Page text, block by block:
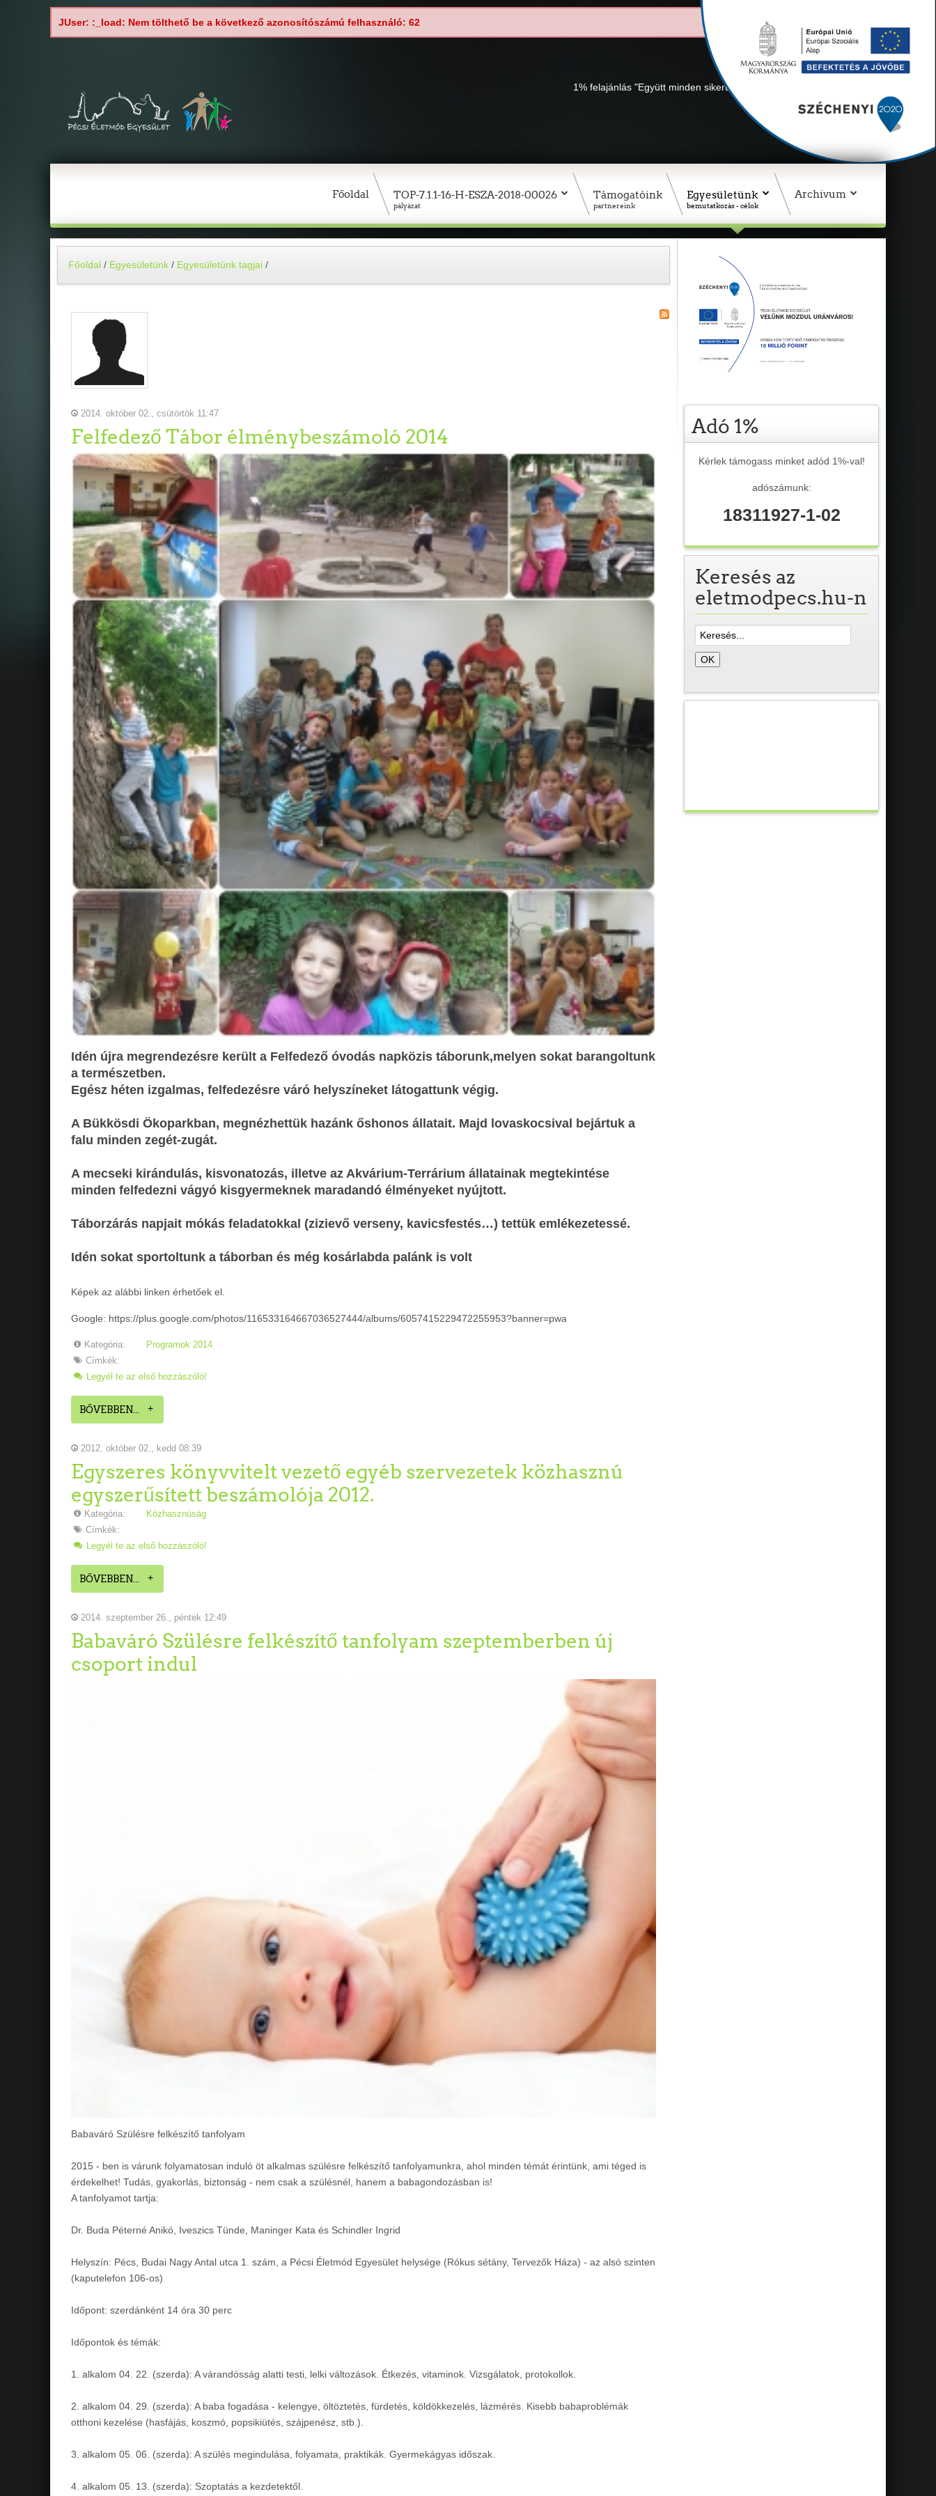
JUser: :_load: Nem tölthető be a következő azonosítószámú felhasználó: 62
1% felajánlás "Együtt minden sikerül" Adószámunk: 18311927-1-02
Főoldal TOP-7.1.1-16-H-ESZA-2018-00026
pályázat
Támogatóink
partnereink
Egyesületünk
bemutatkozás - célok
Archivum
Főoldal / Egyesületünk / Egyesületünk tagjai /
2014. október 02., csütörtök 11:47
Felfedező Tábor élménybeszámoló 2014
Idén újra megrendezésre került a Felfedező óvodás napközis táborunk,melyen sokat barangoltunk
a természetben.
Egész héten izgalmas, felfedezésre váró helyszíneket látogattunk végig.
A Bükkösdi Ökoparkban, megnézhettük hazánk őshonos állatait. Majd lovaskocsival bejártuk a
falu minden zegét-zugát.
A mecseki kirándulás, kisvonatozás, illetve az Akvárium-Terrárium állatainak megtekintése
minden felfedezni vágyó kisgyermeknek maradandó élményeket nyújtott.
Táborzárás napjait mókás feladatokkal (zizievő verseny, kavicsfestés…) tettük emlékezetessé.
Idén sokat sportoltunk a táborban és még kosárlabda palánk is volt
Képek az alábbi linken érhetőek el.
Google: https://plus.google.com/photos/116533164667036527444/albums/6057415229472255953?banner=pwa
Kategória:
Programok 2014
Címkék:
Legyél te az első hozzászóló!
BŐVEBBEN...
2012. október 02., kedd 08:39
Egyszeres könyvvitelt vezető egyéb szervezetek közhasznú
egyszerűsített beszámolója 2012.
Kategória:
Közhasznúság
Címkék:
Legyél te az első hozzászóló!
BŐVEBBEN...
2014. szeptember 26., péntek 12:49
Babaváró Szülésre felkészítő tanfolyam szeptemberben új
csoport indul
Babaváró Szülésre felkészítő tanfolyam
2015 - ben is várunk folyamatosan induló öt alkalmas szülésre felkészítő tanfolyamunkra, ahol minden témát érintünk, ami téged is
érdekelhet! Tudás, gyakorlás, biztonság - nem csak a szülésnél, hanem a babagondozásban is!
A tanfolyamot tartja:
Dr. Buda Péterné Anikó, Iveszics Tünde, Maninger Kata és Schindler Ingrid
Helyszín: Pécs, Budai Nagy Antal utca 1. szám, a Pécsi Életmód Egyesület helysége (Rókus sétány, Tervezők Háza) - az alsó szinten
(kaputelefon 106-os)
Időpont: szerdánként 14 óra 30 perc
Időpontok és témák:
1. alkalom 04. 22. (szerda): A várandósság alatti testi, lelki változások. Étkezés, vitaminok. Vizsgálatok, protokollok.
2. alkalom 04. 29. (szerda): A baba fogadása - kelengye, öltöztetés, fürdetés, köldökkezelés, lázmérés. Kisebb babaproblémák
otthoni kezelése (hasfájás, koszmó, popsikiütés, szájpenész, stb.).
3. alkalom 05. 06. (szerda): A szülés megindulása, folyamata, praktikák. Gyermekágyas időszak.
4. alkalom 05. 13. (szerda): Szoptatás a kezdetektől.
Adó 1%
Kérlek támogass minket adód 1%-val!
adószámunk:
18311927-1-02
Keresés az
eletmodpecs.hu-n